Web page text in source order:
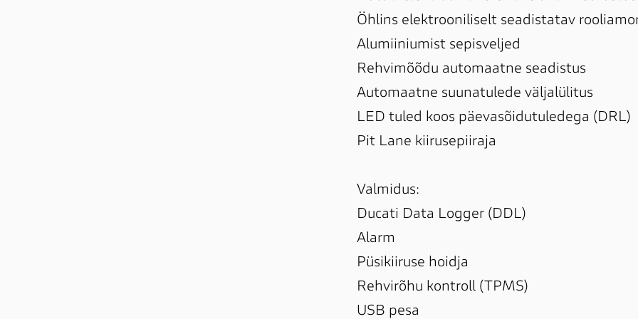
Öhlins elektrooniliselt seadistatav
Alumiiniumist sepisveljed
Rehvimõõdu automaatne seadistus
Automaatne suunatulede väljalülitus
LED tuled koos päevasõidutuledega (DRL)
Pit Lane kiirusepiiraja
Valmidus:
Ducati Data Logger (DDL)
Alarm
Püsikiiruse hoidja
Rehvirõhu kontroll (TPMS)
USB pesa